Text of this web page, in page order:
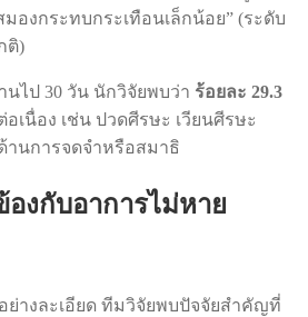
องกระทบกระเทือนเล็กน้อย” (ระดับ
ติ)
ไป 30 วัน นักวิจัยพบว่า ร้อยละ 29.3
เนื่อง เช่น ปวดศีรษะ เวียนศีรษะ
านการจดจำหรือสมาธิ
องกับอาการไม่หาย
ย่างละเอียด ทีมวิจัยพบปัจจัยสำคัญที่